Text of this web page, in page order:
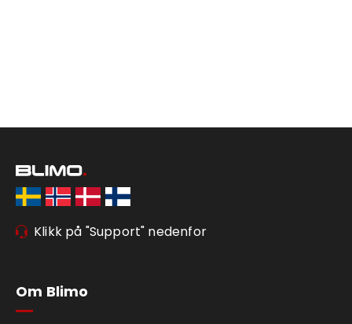
Klikk på "Support" nedenfor
Om Blimo